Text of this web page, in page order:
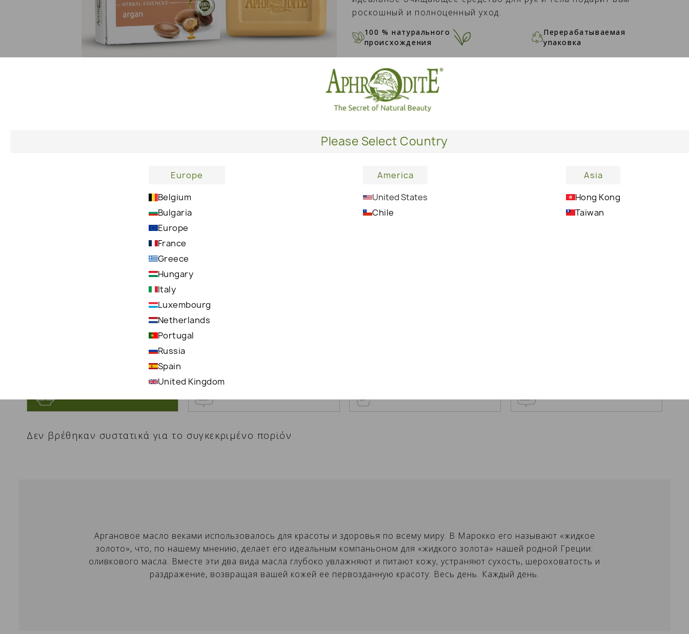
Добавить в избранное ×
Имя списка желаний
Вам необходимо войти в систему, чтобы
сохранить товары в избранные.
Please Select Country
Europe
Belgium
Bulgaria
Europe
France
Greece
Hungary
Italy
Luxembourg
Netherlands
Portugal
Russia
Spain
United Kingdom
America
United States
Chile
Asia
Hong Kong
Taiwan
роскошный и полноценный уход.
100 % натурального
происхождения
Перерабатываемая
упаковка
КОЛИЧЕСТВО
В составе экзотическое аргановое масло из
Δεν βρέθηκαν συστατικά για το συγκεκριμένο πορϊόν
Аргановое масло веками использовалось для красоты и здоровья по всему миру. В Марокко его называют «жидкое
золото», что, по нашему мнению, делает его идеальным компаньоном для «жидкого золота» нашей родной Греции:
оливкового масла. Вместе эти два вида масла глубоко увлажняют и питают кожу, устраняют сухость, шероховатость и
раздражение, возвращая вашей кожей ее первозданную красоту. Весь день. Каждый день.